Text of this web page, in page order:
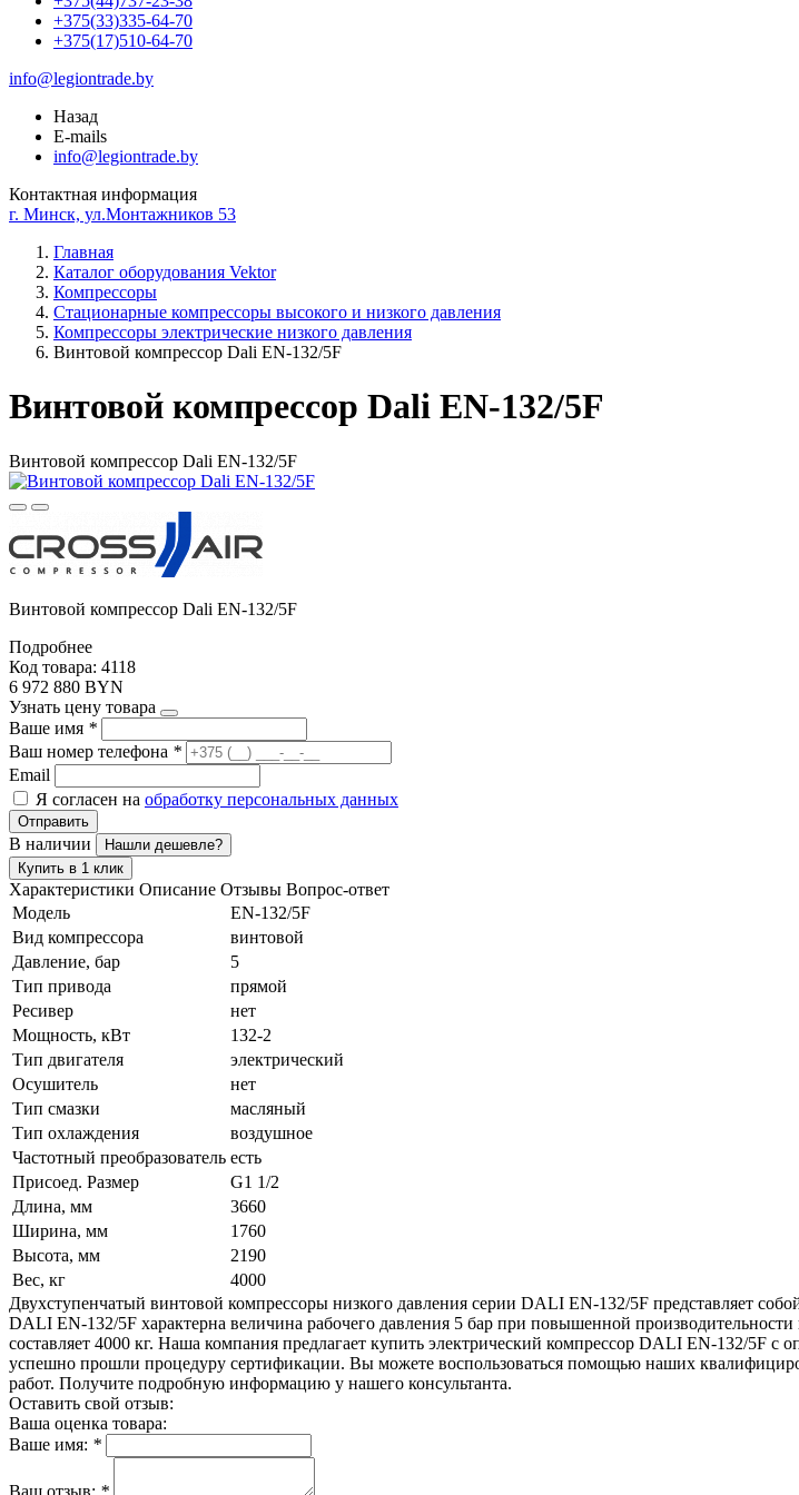
+375(33)335-64-70
+375(17)510-64-70
info@legiontrade.by
Назад
E-mails
info@legiontrade.by
Контактная информация
г. Минск, ул.Монтажников 53
Главная
Каталог оборудования Vektor
Компрессоры
Стационарные компрессоры высокого и низкого давления
Компрессоры электрические низкого давления
Винтовой компрессор Dali EN-132/5F
Винтовой компрессор Dali EN-132/5F
Винтовой компрессор Dali EN-132/5F
Винтовой компрессор Dali EN-132/5F
Подробнее
Код товара: 4118
6 972 880 BYN
Узнать цену товара
Ваше имя *
Ваш номер телефона *
Email
Я согласен на обработку персональных данных
Отправить
В наличии
Нашли дешевле?
Купить в 1 клик
Характеристики Описание Отзывы Вопрос-ответ
Модель
EN-132/5F
Вид компрессора
винтовой
Давление, бар
5
Тип привода
прямой
Ресивер
нет
Мощность, кВт
132-2
Тип двигателя
электрический
Осушитель
нет
Тип смазки
масляный
Тип охлаждения
воздушное
Частотный преобразователь есть
Присоед. Размер
G1 1/2
Длина, мм
3660
Ширина, мм
1760
Высота, мм
2190
Вес, кг
4000
Двухступенчатый винтовой компрессоры низкого давления серии DALI EN-132/5F представляет
DALI EN-132/5F характерна величина рабочего давления 5 бар при повышенной
составляет 4000 кг. Наша компания предлагает купить электрический компрессор DALI EN-132/5F
успешно прошли процедуру сертификации. Вы можете воспользоваться помощью наших
работ. Получите подробную информацию у нашего консультанта.
Оставить свой отзыв:
Ваша оценка товара:
Ваше имя: *
Ваш отзыв: *